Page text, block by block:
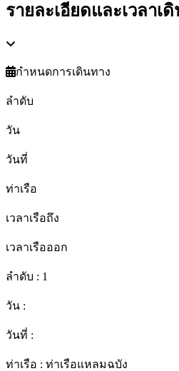
รายละเอียดและเวลาเดิ
กำหนดการเดินทาง
ลำดับ
วัน
วันที่
ท่าเรือ
เวลาเรือถึง
เวลาเรือออก
ลำดับ : 1
วัน :
วันที่ :
ท่าเรือ : ท่าเรือแหลมฉบัง